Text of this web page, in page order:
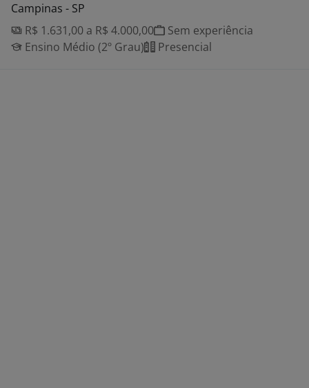
Campinas - SP
R$ 1.631,00 a R$ 4.000,00
Sem experiência
Ensino Médio (2º Grau)
Presencial